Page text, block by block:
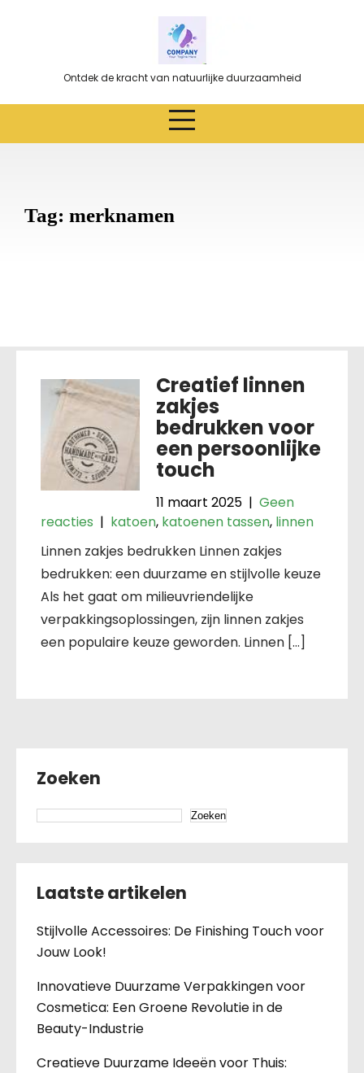
Ontdek de kracht van natuurlijke duurzaamheid
Tag: merknamen
Creatief linnen
zakjes
bedrukken voor
een persoonlijke
touch
11 maart 2025 | Geen
reacties | katoen, katoenen tassen, linnen
Linnen zakjes bedrukken Linnen zakjes
bedrukken: een duurzame en stijlvolle keuze
Als het gaat om milieuvriendelijke
verpakkingsoplossingen, zijn linnen zakjes
een populaire keuze geworden. Linnen […]
Zoeken
Zoeken
Laatste artikelen
Stijlvolle Accessoires: De Finishing Touch voor
Jouw Look!
Innovatieve Duurzame Verpakkingen voor
Cosmetica: Een Groene Revolutie in de
Beauty-Industrie
Creatieve Duurzame Ideeën voor Thuis: